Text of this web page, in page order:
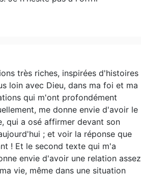
très riches, inspirées d'histoires
loin avec Dieu, dans ma foi et ma
qui m'ont profondément
me donne envie d'avoir le
qui a osé affirmer devant son
; et voir la réponse que
! Et le second texte qui m'a
envie d'avoir une relation assez
vie, même dans une situation